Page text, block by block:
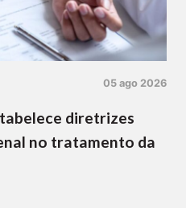
05 ago 2026
diretrizes
no tratamento da